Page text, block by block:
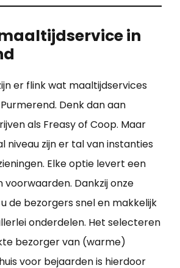
in
er flink wat maaltijdservices
Denk dan aan
als Freasy of Coop. Maar
niveau zijn er tal van instanties
Elke optie levert een
voorwaarden. Dankzij onze
de bezorgers snel en makkelijk
onderdelen. Het selecteren
bezorger van (warme)
voor bejaarden is hierdoor